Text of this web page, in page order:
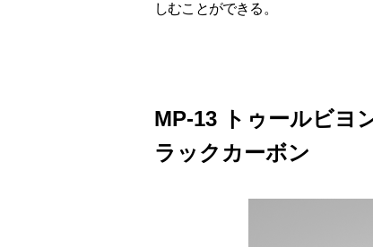
しむことができる。
MP-13 トゥールビヨ
ラックカーボン